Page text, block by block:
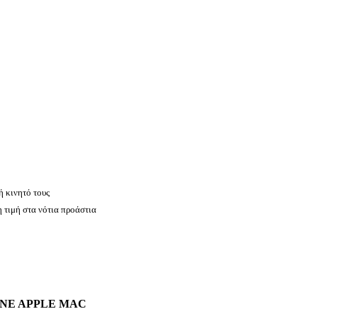
τους
τιμή στα νότια προάστια
APPLE MAC